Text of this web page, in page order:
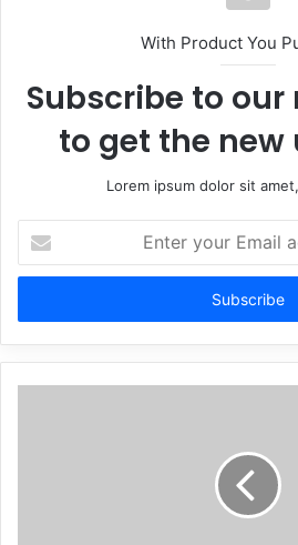
With Product You
Subscribe to
to get the new
Lorem ipsum dolor sit
your
Email